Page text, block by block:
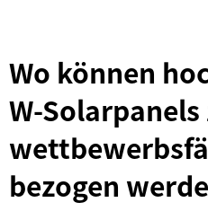
Wo können
W-Solarpanels
bezogen